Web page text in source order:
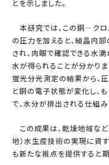
とを示しました。
本研究では、この銅—クロ
の圧力を加えると、結晶内
され、肉眼で確認できる水
水が得られることが分かり
蛍光分光測定の結果から、
と銅の電子状態が変化し、
で、水分が排出される仕組み
この成果は、乾燥地域な
地）水生産技術の実現に資
も新たな視点を提供すると期